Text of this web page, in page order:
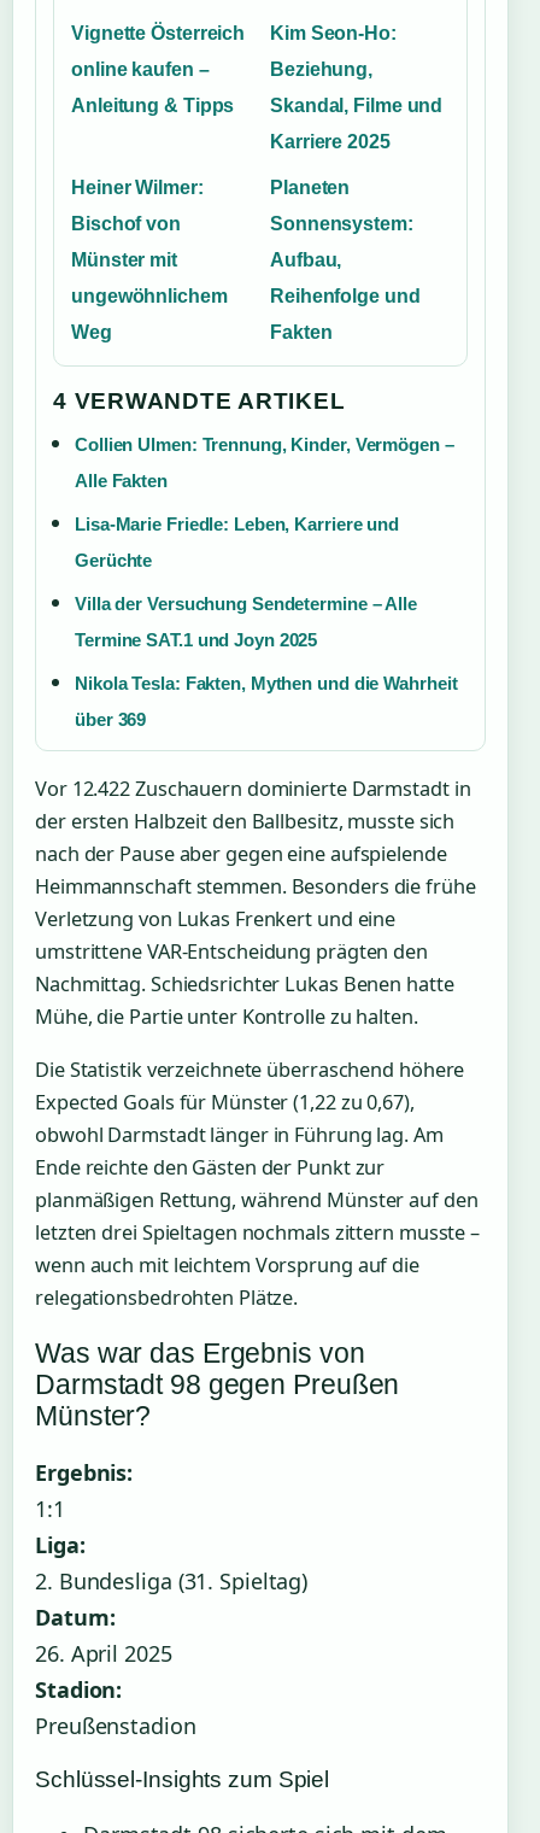
Vignette Österreich
online kaufen –
Anleitung & Tipps
Kim Seon-Ho:
Beziehung,
Skandal, Filme und
Karriere 2025
Heiner Wilmer:
Bischof von
Münster mit
ungewöhnlichem
Weg
Planeten
Sonnensystem:
Aufbau,
Reihenfolge und
Fakten
4 VERWANDTE ARTIKEL
Collien Ulmen: Trennung, Kinder, Vermögen –
Alle Fakten
Lisa-Marie Friedle: Leben, Karriere und
Gerüchte
Villa der Versuchung Sendetermine – Alle
Termine SAT.1 und Joyn 2025
Nikola Tesla: Fakten, Mythen und die Wahrheit
über 369
Vor 12.422 Zuschauern dominierte Darmstadt in
der ersten Halbzeit den Ballbesitz, musste sich
nach der Pause aber gegen eine aufspielende
Heimmannschaft stemmen. Besonders die frühe
Verletzung von Lukas Frenkert und eine
umstrittene VAR-Entscheidung prägten den
Nachmittag. Schiedsrichter Lukas Benen hatte
Mühe, die Partie unter Kontrolle zu halten.
Die Statistik verzeichnete überraschend höhere
Expected Goals für Münster (1,22 zu 0,67),
obwohl Darmstadt länger in Führung lag. Am
Ende reichte den Gästen der Punkt zur
planmäßigen Rettung, während Münster auf den
letzten drei Spieltagen nochmals zittern musste –
wenn auch mit leichtem Vorsprung auf die
relegationsbedrohten Plätze.
Was war das Ergebnis von
Darmstadt 98 gegen Preußen
Münster?
Ergebnis:
1:1
Liga:
2. Bundesliga (31. Spieltag)
Datum:
26. April 2025
Stadion:
Preußenstadion
Schlüssel-Insights zum Spiel